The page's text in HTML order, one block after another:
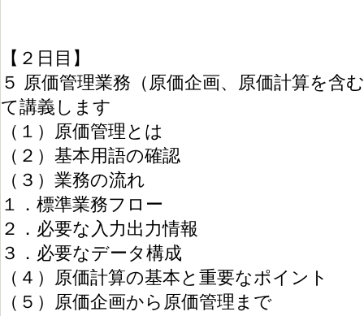
【２日目】
５ 原価管理業務（原価企画、原価計算を含
て講義します
（１）原価管理とは
（２）基本用語の確認
（３）業務の流れ
１．標準業務フロー
２．必要な入力出力情報
３．必要なデータ構成
（４）原価計算の基本と重要なポイント
（５）原価企画から原価管理まで